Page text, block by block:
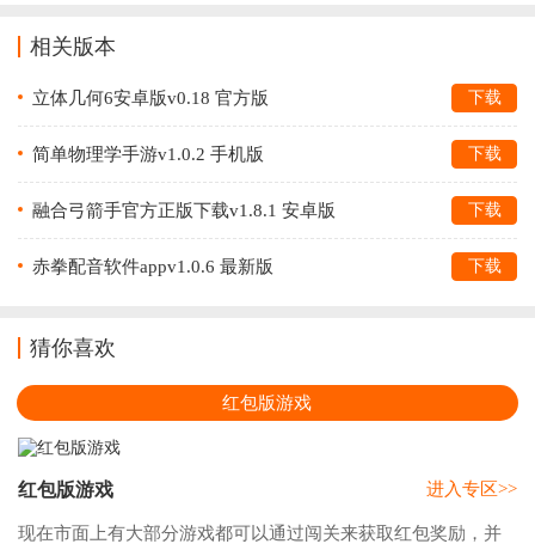
相关版本
立体几何6安卓版v0.18 官方版 下载
简单物理学手游v1.0.2 手机版 下载
融合弓箭手官方正版下载v1.8.1 安卓版 下载
赤拳配音软件appv1.0.6 最新版 下载
猜你喜欢
红包版游戏
红包版游戏
现在市面上有大部分游戏都可以通过闯关来获取红包奖励，并
进入专区>>